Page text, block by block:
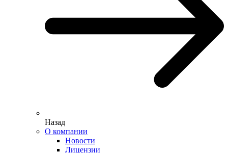
Назад
О компании
Новости
Лицензии